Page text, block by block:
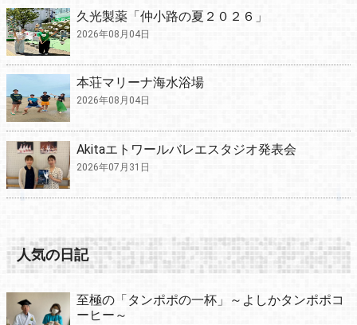
久光製薬「仲小路の夏２０２６」
2026年08月04日
本荘マリーナ海水浴場
2026年08月04日
Akitaエトワールバレエスタジオ発表会
2026年07月31日
人気の日記
至極の「タンポポの一杯」～よしかタンポポコ
ーヒー～